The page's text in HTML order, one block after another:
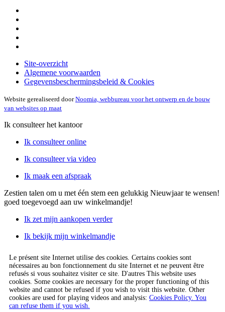
Site-overzicht
Algemene voorwaarden
Gegevensbeschermingsbeleid & Cookies
Website gerealiseerd doorNoomia, webbureau voor het ontwerp en de bouw
van websites op maat
Ik consulteer het kantoor
Ik consulteer online
Ik consulteer via video
Ik maak een afspraak
Zestien talen om u met één stem een gelukkig Nieuwjaar te wensen!
goed toegevoegd aan uw winkelmandje!
Ik zet mijn aankopen verder
Ik bekijk mijn winkelmandje
Le présent site Internet utilise des cookies. Certains cookies sont
nécessaires au bon fonctionnement du site Internet et ne peuvent être
refusés si vous souhaitez visiter ce site. D'autres This website uses
cookies. Some cookies are necessary for the proper functioning of this
website and cannot be refused if you wish to visit this website. Other
cookies are used for playing videos and analysis: Cookies Policy. You
can refuse them if you wish.